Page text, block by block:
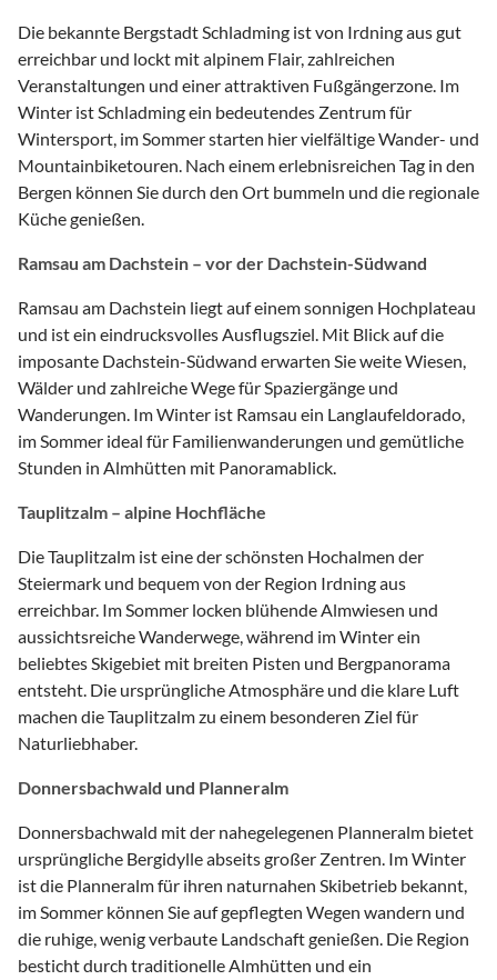
Die bekannte Bergstadt Schladming ist von Irdning aus gut
erreichbar und lockt mit alpinem Flair, zahlreichen
Veranstaltungen und einer attraktiven Fußgängerzone. Im
Winter ist Schladming ein bedeutendes Zentrum für
Wintersport, im Sommer starten hier vielfältige Wander- und
Mountainbiketouren. Nach einem erlebnisreichen Tag in den
Bergen können Sie durch den Ort bummeln und die regionale
Küche genießen.
Ramsau am Dachstein – vor der Dachstein-Südwand
Ramsau am Dachstein liegt auf einem sonnigen Hochplateau
und ist ein eindrucksvolles Ausflugsziel. Mit Blick auf die
imposante Dachstein-Südwand erwarten Sie weite Wiesen,
Wälder und zahlreiche Wege für Spaziergänge und
Wanderungen. Im Winter ist Ramsau ein Langlaufeldorado,
im Sommer ideal für Familienwanderungen und gemütliche
Stunden in Almhütten mit Panoramablick.
Tauplitzalm – alpine Hochfläche
Die Tauplitzalm ist eine der schönsten Hochalmen der
Steiermark und bequem von der Region Irdning aus
erreichbar. Im Sommer locken blühende Almwiesen und
aussichtsreiche Wanderwege, während im Winter ein
beliebtes Skigebiet mit breiten Pisten und Bergpanorama
entsteht. Die ursprüngliche Atmosphäre und die klare Luft
machen die Tauplitzalm zu einem besonderen Ziel für
Naturliebhaber.
Donnersbachwald und Planneralm
Donnersbachwald mit der nahegelegenen Planneralm bietet
ursprüngliche Bergidylle abseits großer Zentren. Im Winter
ist die Planneralm für ihren naturnahen Skibetrieb bekannt,
im Sommer können Sie auf gepflegten Wegen wandern und
die ruhige, wenig verbaute Landschaft genießen. Die Region
besticht durch traditionelle Almhütten und ein